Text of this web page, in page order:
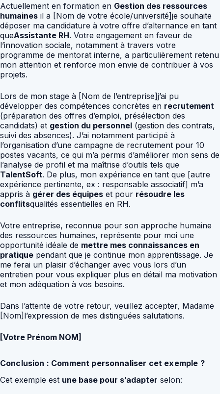
Actuellement en formation en Gestion des ressources
humaines il a [Nom de votre école/université]je souhaite
déposer ma candidature à votre offre d’alternance en tant
queAssistante RH. Votre engagement en faveur de
l’innovation sociale, notamment à travers votre
programme de mentorat interne, a particulièrement retenu
mon attention et renforce mon envie de contribuer à vos
projets.
Lors de mon stage à [Nom de l’entreprise]j’ai pu
développer des compétences concrètes en recrutement
(préparation des offres d’emploi, présélection des
candidats) et gestion du personnel (gestion des contrats,
suivi des absences). J’ai notamment participé à
l’organisation d’une campagne de recrutement pour 10
postes vacants, ce qui m’a permis d’améliorer mon sens de
l’analyse de profil et ma maîtrise d’outils tels que
TalentSoft. De plus, mon expérience en tant que [autre
expérience pertinente, ex : responsable associatif] m’a
appris à gérer des équipes et pour résoudre les
conflitsqualités essentielles en RH.
Votre entreprise, reconnue pour son approche humaine
des ressources humaines, représente pour moi une
opportunité idéale de mettre mes connaissances en
pratique pendant que je continue mon apprentissage. Je
me ferai un plaisir d’échanger avec vous lors d’un
entretien pour vous expliquer plus en détail ma motivation
et mon adéquation à vos besoins.
Dans l’attente de votre retour, veuillez accepter, Madame
[Nom]l’expression de mes distinguées salutations.
[Votre Prénom NOM]
Conclusion : Comment personnaliser cet exemple ?
Cet exemple est une base pour s’adapter selon: